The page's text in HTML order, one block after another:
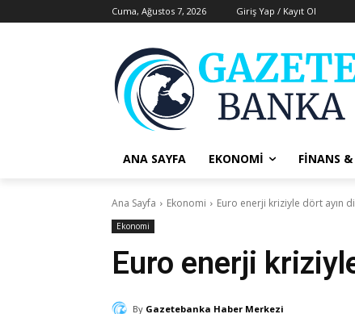
Cuma, Ağustos 7, 2026 Giriş Yap / Kayıt Ol
ANA SAYFA EKONOMI FINANS
Ana Sayfa Ekonomi Euro enerji kriziyle dört ayın
Ekonomi
Euro enerji
By Gazetebanka Haber Merkezi